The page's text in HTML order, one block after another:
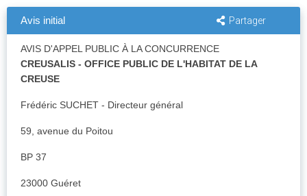
Avis initial Partager
AVIS D'APPEL PUBLIC À LA CONCURRENCE
CREUSALIS - OFFICE PUBLIC DE L'HABITAT DE LA
CREUSE
Frédéric SUCHET - Directeur général
59, avenue du Poitou
BP 37
23000 Guéret